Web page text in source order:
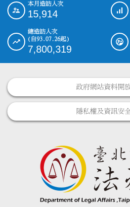
::: 本月造訪人次
15,914
總造訪人次
(自93.07.26起)
7,800,319
政府網站資料開
隱私權及資訊安